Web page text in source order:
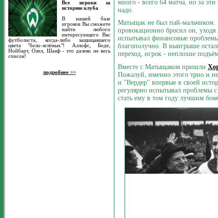
Все игроки за
историю клуба
В нашей базе
игроков Вы сможете
найти любого
интересующего Вас
футболиста, когда-либо защищавшего
цвета "бело-зелёных"! Аллофс, Боде,
Нойбарт, Озил, Шааф - это далеко не весь
список!
подробнее >>
много - всего 64 матча, но за
надо.
Матыщак не был пай-мальчиком.
провокационно бросил он,
испытывал финансовые
благополучно. В выигрыше
переход, игрок - неплохие
Вместе с Матыщаком пришли
Пожалуй, именно этого трио и
и "Вердер" впервые в своей
регулярно испытывал проблемы
стать ему в том году лучшим